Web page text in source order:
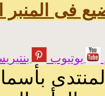
فى المنبر
يوتيوب